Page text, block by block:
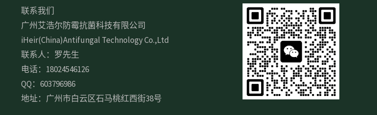
联系我们
广州艾浩尔防霉抗菌科技有限公司
iHeir(China)Antifungal Technology Co.,Ltd
联系人：罗先生
电话：18024546126
QQ：603796986
地址：广州市白云区石马桃红西街38号